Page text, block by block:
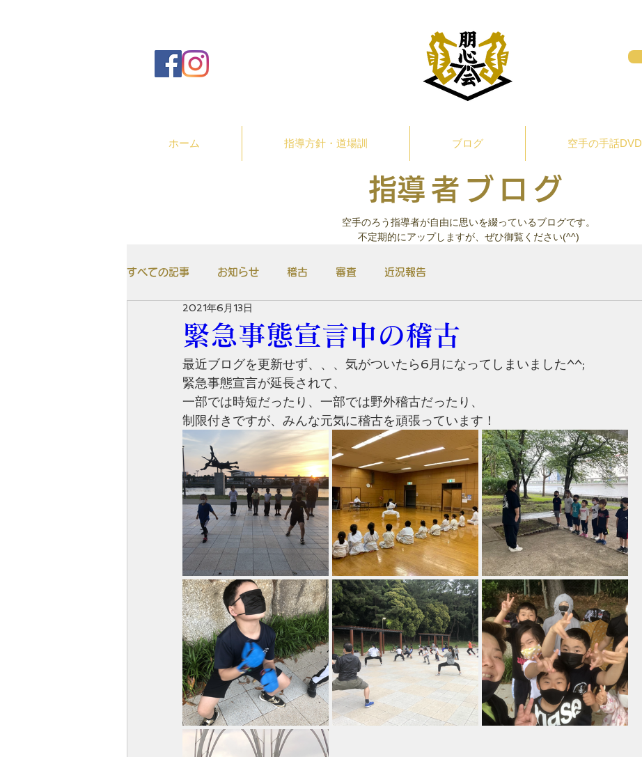
ホーム 指導方針・道場訓 ブログ 空手の手話DVD
​指導者ブログ
​空手のろう指導者が自由に思いを綴っているブログです。
不定期的にアップしますが、ぜひ御覧ください(^^)
すべての記事 お知らせ 稽古 審査 近況報告
緊急事態宣言中の稽古
2021年6月13日
最近ブログを更新せず、、、気がついたら6月になってしまいました^^;
緊急事態宣言が延長されて、
一部では時短だったり、一部では野外稽古だったり、
制限付きですが、みんな元気に稽古を頑張っています！